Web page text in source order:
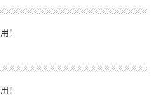
！
！